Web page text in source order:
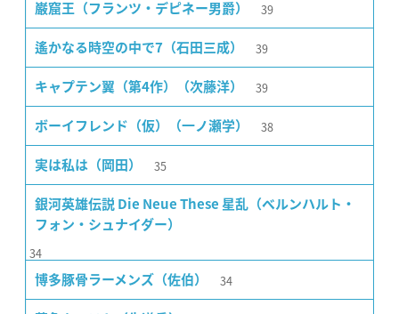
巌窟王（フランツ・デピネー男爵） 39
遙かなる時空の中で7（石田三成） 39
キャプテン翼（第4作）（次藤洋） 39
ボーイフレンド（仮）（一ノ瀬学） 38
実は私は（岡田） 35
銀河英雄伝説 Die Neue These 星乱（ベルンハルト・
フォン・シュナイダー）
34
博多豚骨ラーメンズ（佐伯） 34